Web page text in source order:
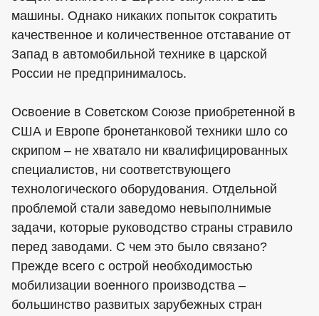
машины. Однако никаких попыток сократить
качественное и количественное отставание от
Запад в автомобильной технике в царской
России не предпринималось.
Освоение в Советском Союзе приобретенной в
США и Европе бронетанковой техники шло со
скрипом – не хватало ни квалифицированных
специалистов, ни соответствующего
технологического оборудования. Отдельной
проблемой стали заведомо невыполнимые
задачи, которые руководство страны стравило
перед заводами. С чем это было связано?
Прежде всего с острой необходимостью
мобилизации военного производства –
большинство развитых зарубежных стран